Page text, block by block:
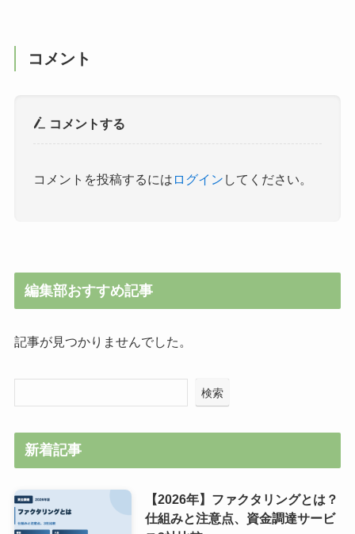
コメント
コメントする
コメントを投稿するには ログイン してください。
編集部おすすめ記事
記事が見つかりませんでした。
検索
新着記事
【2026年】ファクタリングとは？
仕組みと注意点、資金調達サービ